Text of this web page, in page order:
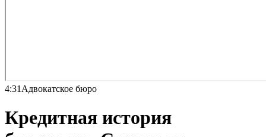
4:31 Адвокатское бюро
Кредитная история